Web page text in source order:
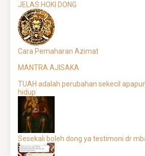
JELAS HOKI DONG
Cara Pemaharan Azimat
MANTRA AJISAKA
TUAH adalah perubahan sekecil
hidup
Sesekali boleh dong ya testimoni dr